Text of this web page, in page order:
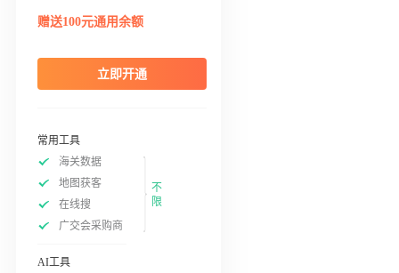
赠送100元通用余额
立即开通
常用工具
海关数据
地图获客
在线搜
广交会采购商
不
限
AI工具